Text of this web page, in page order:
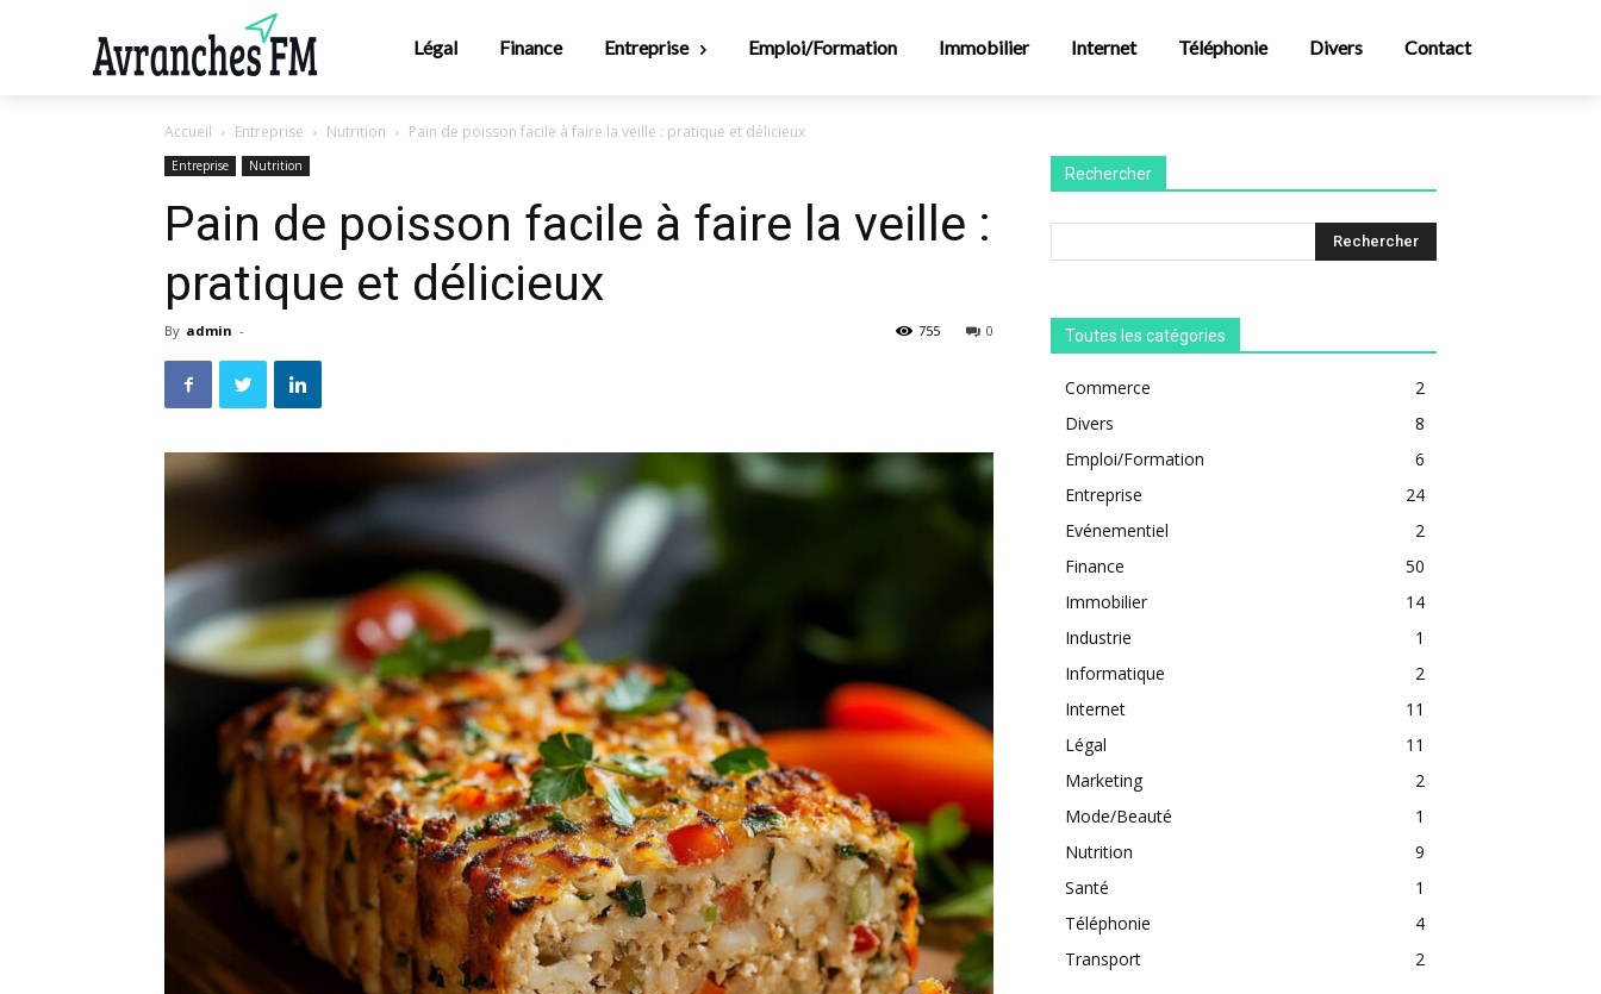
Légal Finance Entreprise Emploi/Formation Immobilier Internet Téléphonie Divers Contact
Accueil Entreprise Nutrition Pain de poisson facile à faire la veille : pratique et délicieux
Entreprise Nutrition
Pain de poisson facile à faire la veille :
pratique et délicieux
By admin - 0
755
Rechercher
Toutes les catégories
Commerce
2
Divers
8
Emploi/Formation
6
Entreprise
24
Evénementiel
2
Finance
50
Immobilier
14
Industrie
1
Informatique
2
Internet
11
Légal
11
Marketing
2
Mode/Beauté
1
Nutrition
9
Santé
1
Téléphonie
4
Transport
2